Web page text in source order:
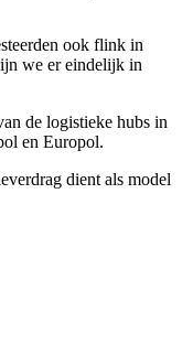
ook flink in
we er eindelijk in
de logistieke hubs in
en Europol.
dient als model